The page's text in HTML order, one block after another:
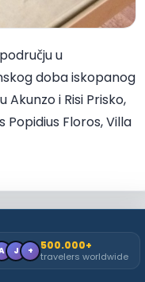
u
doba iskopanog
i Risi Prisko,
Popidius Floros, Villa
J + 500.000+
travelers worldwide